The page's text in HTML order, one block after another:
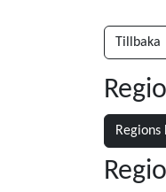
Tillbaka
Regions